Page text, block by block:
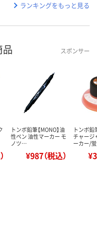
ランキングをもっと見る
スポンサー
トンボ鉛筆【MONO】油
性ペン 油性マーカー モ
ノツ…
¥987（税込）
トンボ鉛
チャージ
ーカー/